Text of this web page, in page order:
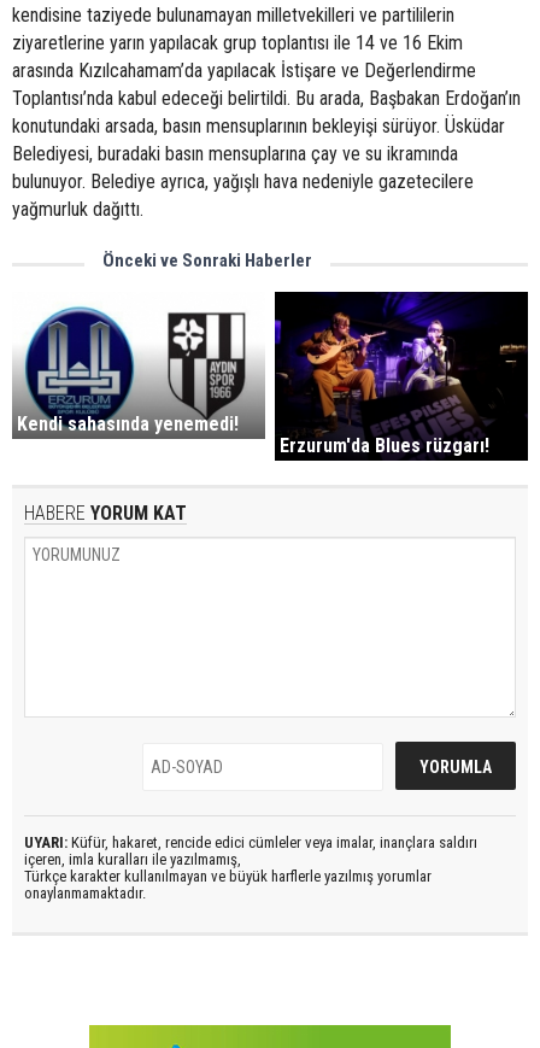
kendisine taziyede bulunamayan milletvekilleri ve partililerin
ziyaretlerine yarın yapılacak grup toplantısı ile 14 ve 16 Ekim
arasında Kızılcahamam’da yapılacak İstişare ve Değerlendirme
Toplantısı’nda kabul edeceği belirtildi. Bu arada, Başbakan Erdoğan’ın
konutundaki arsada, basın mensuplarının bekleyişi sürüyor. Üsküdar
Belediyesi, buradaki basın mensuplarına çay ve su ikramında
bulunuyor. Belediye ayrıca, yağışlı hava nedeniyle gazetecilere
yağmurluk dağıttı.
Önceki ve Sonraki Haberler
Kendi sahasında yenemedi!
Erzurum'da Blues rüzgarı!
HABERE YORUM KAT
UYARI: Küfür, hakaret, rencide edici cümleler veya imalar, inançlara saldırı
içeren, imla kuralları ile yazılmamış,
Türkçe karakter kullanılmayan ve büyük harflerle yazılmış yorumlar
onaylanmamaktadır.